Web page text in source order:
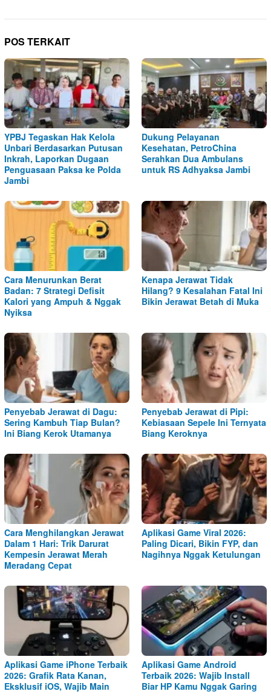
POS TERKAIT
YPBJ Tegaskan Hak Kelola
Unbari Berdasarkan Putusan
Inkrah, Laporkan Dugaan
Penguasaan Paksa ke Polda
Jambi
Dukung Pelayanan
Kesehatan, PetroChina
Serahkan Dua Ambulans
untuk RS Adhyaksa Jambi
Cara Menurunkan Berat
Badan: 7 Strategi Defisit
Kalori yang Ampuh & Nggak
Nyiksa
Kenapa Jerawat Tidak
Hilang? 9 Kesalahan Fatal Ini
Bikin Jerawat Betah di Muka
Penyebab Jerawat di Dagu:
Sering Kambuh Tiap Bulan?
Ini Biang Kerok Utamanya
Penyebab Jerawat di Pipi:
Kebiasaan Sepele Ini Ternyata
Biang Keroknya
Cara Menghilangkan Jerawat
Dalam 1 Hari: Trik Darurat
Kempesin Jerawat Merah
Meradang Cepat
Aplikasi Game Viral 2026:
Paling Dicari, Bikin FYP, dan
Nagihnya Nggak Ketulungan
Aplikasi Game iPhone Terbaik
2026: Grafik Rata Kanan,
Eksklusif iOS, Wajib Main
Aplikasi Game Android
Terbaik 2026: Wajib Install
Biar HP Kamu Nggak Garing